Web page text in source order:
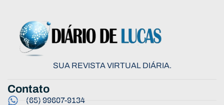
SUA REVISTA VIRTUAL DIÁRIA.
Contato
(65) 99607-9134